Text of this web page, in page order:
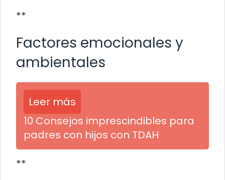
**
Factores emocionales y
ambientales
Leer más
10 Consejos imprescindibles para
padres con hijos con TDAH
**